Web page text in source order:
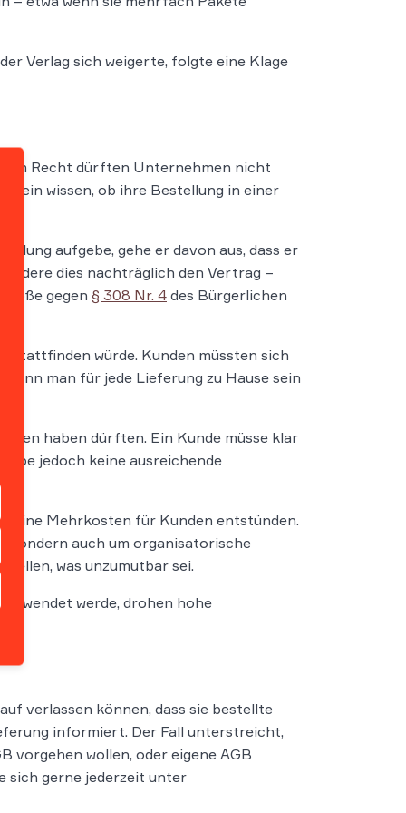
Verlag sich weigerte, folgte eine Klage
Recht dürften Unternehmen nicht
wissen, ob ihre Bestellung in einer
aufgebe, gehe er davon aus, dass er
dies nachträglich den Vertrag –
gegen § 308 Nr. 4 des Bürgerlichen
stattfinden würde. Kunden müssten sich
man für jede Lieferung zu Hause sein
haben dürften. Ein Kunde müsse klar
jedoch keine ausreichende
keine Mehrkosten für Kunden entstünden.
sondern auch um organisatorische
was unzumutbar sei.
werde, drohen hohe
verlassen können, dass sie bestellte
informiert. Der Fall unterstreicht,
vorgehen wollen, oder eigene AGB
sich gerne jederzeit unter